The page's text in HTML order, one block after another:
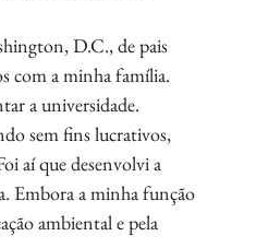
D.C., de pais
com a minha família.
a universidade.
sem fins lucrativos,
aí que desenvolvi a
Embora a minha função
ambiental e pela